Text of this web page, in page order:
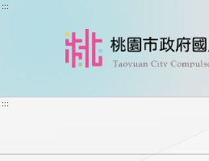
跳到主要內容
:::
:::